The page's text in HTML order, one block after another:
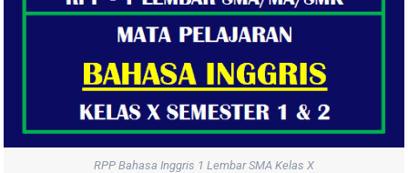
RPP Bahasa Inggris 1 Lembar SMA Kelas X